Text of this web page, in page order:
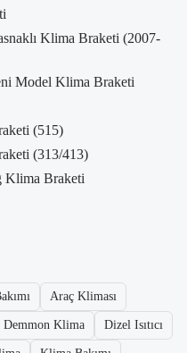
Klima Braketi (2007-
Model Klima Braketi
(515)
(313/413)
Klima Braketi
Araç Kliması
Demmon Klima Dizel Isıtıcı